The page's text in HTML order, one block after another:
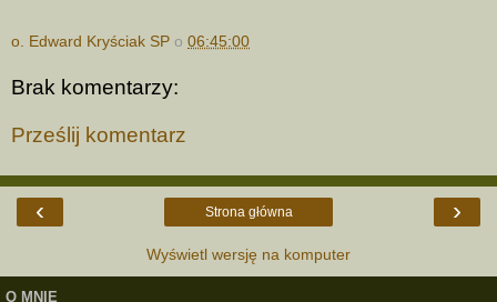
o. Edward Kryściak SP o 06:45:00
Brak komentarzy:
Prześlij komentarz
‹ ›
Strona główna
Wyświetl wersję na komputer
O MNIE